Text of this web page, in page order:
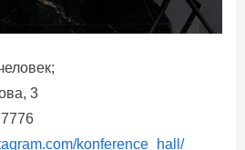
3
konference_hall/